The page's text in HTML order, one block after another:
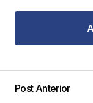
Post Anterior